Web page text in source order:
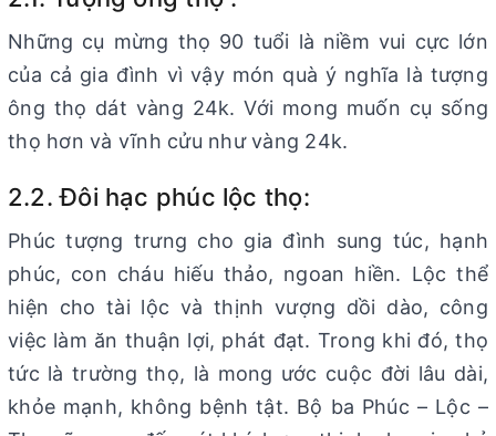
Những cụ mừng thọ 90 tuổi là niềm vui cực lớn
của cả gia đình vì vậy món quà ý nghĩa là tượng
ông thọ dát vàng 24k. Với mong muốn cụ sống
thọ hơn và vĩnh cửu như vàng 24k.
2.2. Đôi hạc phúc lộc thọ:
Phúc tượng trưng cho gia đình sung túc, hạnh
phúc, con cháu hiếu thảo, ngoan hiền. Lộc thể
hiện cho tài lộc và thịnh vượng dồi dào, công
việc làm ăn thuận lợi, phát đạt. Trong khi đó, thọ
tức là trường thọ, là mong ước cuộc đời lâu dài,
khỏe mạnh, không bệnh tật. Bộ ba Phúc – Lộc –